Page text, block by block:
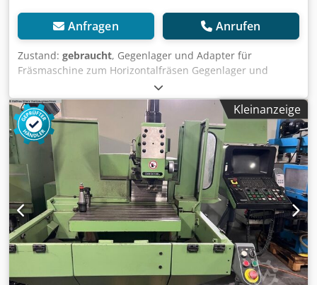
Anfragen Anrufen
Zustand: gebraucht, Gegenlager und Adapter für
Fräsmaschine zum Horizontalfräsen Gegenlager und
Adapter (Gegenhalter) für Fräsmaschine DECKEL
(Lagerbock mit Schwalbenaufspannadapter DECEL FP1 +
FP2) Typ 9570 Cedpoxcbl Defx Apmsrf
Schwalbenschwanzbreite schmal: ca. 72 mm
Schwalbenschwanzbreite breit: ca. 88 mm
Schwalbenschwanzhöhe: ca. 15 mm Länge (Lagerbock): 133
mm Breite (Lagerbock): 50 mm Gesamthöhe (Lagerbock):
105 mm Lagerbohrung: Ø 17 mm (mit Bronze Lagerbuchse)
Achsabstand Bohrung zur Auflage Schwalbenschwanz: ca.
82,5 mm (Spitzenhöhe) - Adapter passend zum
Schwalbenschwanz und Aufspannfläche Erhöhung um
22,5 mm auf Spitzenhöhe 105 mm Gesamtlänge
(Schwalbenschwanzschiene): 635 mm Gewicht: 3,8 kg sehr
guter Zustand
Kleinanzeige